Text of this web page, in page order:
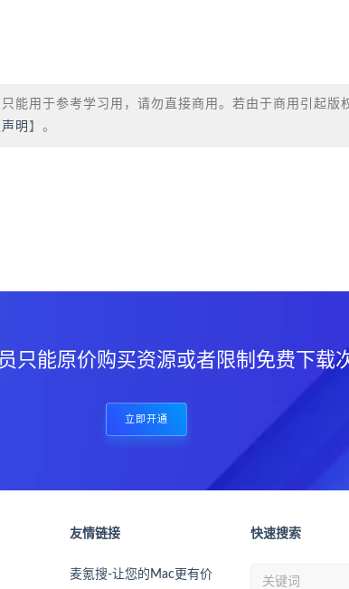
能用于参考学习用，请勿直接商用。若由于商用引起版
明 】。
只能原价购买资源或者限制免费下载
立即开通
友情链接
麦氪搜-让您的Mac更有价
快速搜索